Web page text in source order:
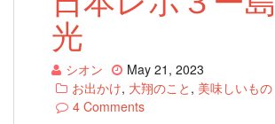
光
シオン
May 21, 2023
お出かけ, 大翔のこと , 美味しいもの
4 Comments